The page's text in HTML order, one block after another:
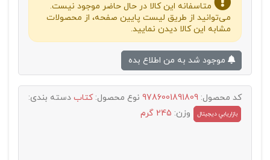
متاسفانه این کالا در حال حاضر موجود نیست.
می‌توانید از طریق لیست پایین صفحه، از محصولات
مشابه این کالا دیدن نمایید.
کد محصول: 9786001891809 نوع محصول:کتاب دسته بندی:
بازاريابي ديجيتال وزن: 245 گرم